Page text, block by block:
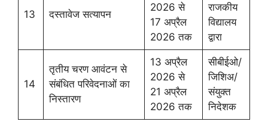
13 दस्तावेज सत्यापन
2026 से
17 अप्रैल
2026 तक
राजकीय
विद्यालय
द्वारा
14
तृतीय चरण आवंटन से
संबंधित परिवेदनाओं का
निस्तारण
13 अप्रैल
2026 से
21 अप्रैल
2026 तक
सीबीईओ/
जिशिअ/
संयुक्त
निदेशक